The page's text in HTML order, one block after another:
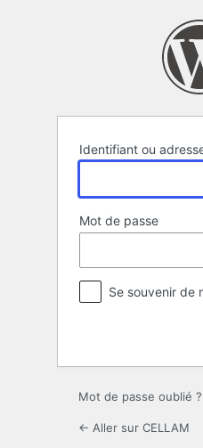
Identifiant ou
Mot de passe
Se souvenir de
Mot de passe oublié ?
← Aller sur CELLAM